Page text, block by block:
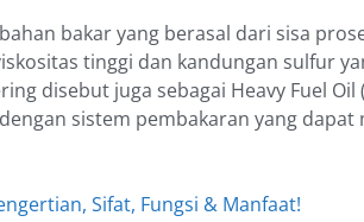
bakar yang berasal dari sisa
tinggi dan kandungan sulfur
disebut juga sebagai Heavy Fuel
sistem pembakaran yang dapat
Sifat, Fungsi & Manfaat!